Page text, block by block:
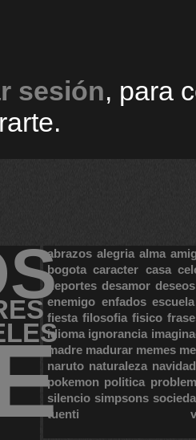
sesión, para
abrazos alegria alma
bogota caracter casa
deportes desamor deseos
enemigo enfados escuela
fiesta filosofia fisico
idioma ignorancia
madre madurar memes
naruto naturaleza navidad
pokemon politica
silencio simpsons
tuenti